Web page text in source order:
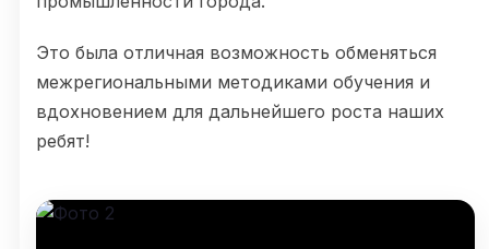
Это была отличная возможность обменяться
межрегиональными методиками обучения и
вдохновением для дальнейшего роста наших
ребят!